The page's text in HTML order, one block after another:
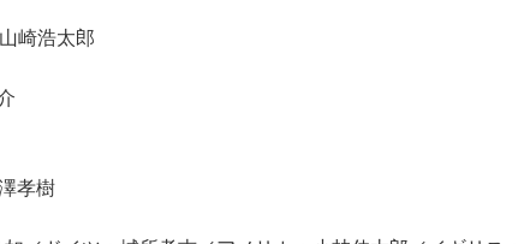
崎浩太郎
孝樹